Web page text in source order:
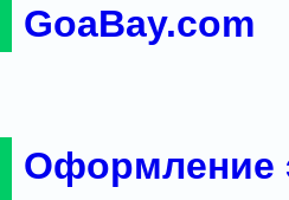
GoaBay.com
Оформление